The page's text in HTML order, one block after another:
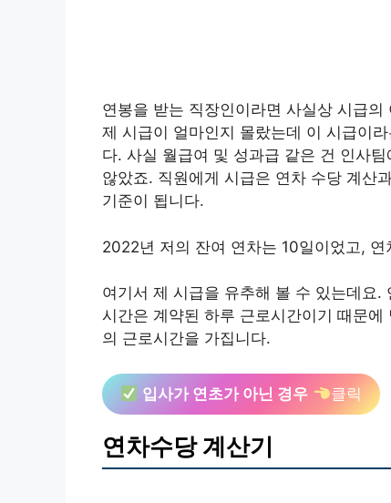
연봉을 받는 직장인이라면 사실상 시급
제 시급이 얼마인지 몰랐는데 이 시급이
다. 사실 월급여 및 성과급 같은 건 인사
않았죠. 직원에게 시급은 연차 수당 계산
기준이 됩니다.
2022년 저의 잔여 연차는 10일이었고,
여기서 제 시급을 유추해 볼 수 있는데요
시간은 계약된 하루 근로시간이기 때문
의 근로시간을 가집니다.
입사가 연초가 아닌 경우 클릭
연차수당 계산기